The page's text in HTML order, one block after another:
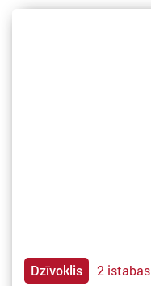
Dzīvoklis 2 istabas